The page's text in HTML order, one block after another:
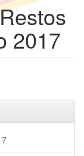
2017